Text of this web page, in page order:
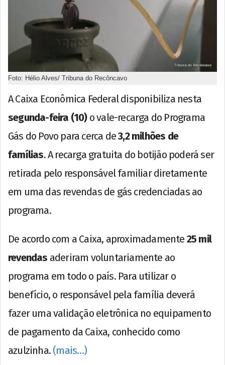
Foto: Hélio Alves/ Tribuna do Recôncavo
A Caixa Econômica Federal disponibiliza nesta
segunda-feira (10)o vale-recarga do Programa
Gás do Povo para cerca de3,2 milhões de
famílias. A recarga gratuita do botijão poderá ser
retirada pelo responsável familiar diretamente
em uma das revendas de gás credenciadas ao
programa.
De acordo com a Caixa, aproximadamente 25 mil
revendas aderiram voluntariamente ao
programa em todo o país. Para utilizar o
benefício, o responsável pela família deverá
fazer uma validação eletrônica no equipamento
de pagamento da Caixa, conhecido como
azulzinha. (mais…)